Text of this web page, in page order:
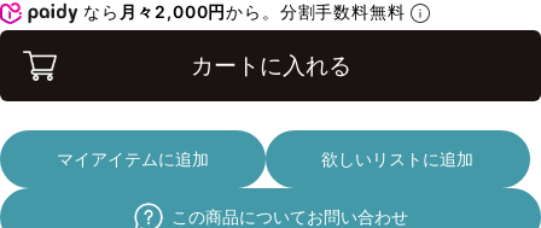
なら 月々2,000円から。分割手数料無料
カートに入れる
マイアイテムに追加 欲しいリストに追加
この商品についてお問い合わせ